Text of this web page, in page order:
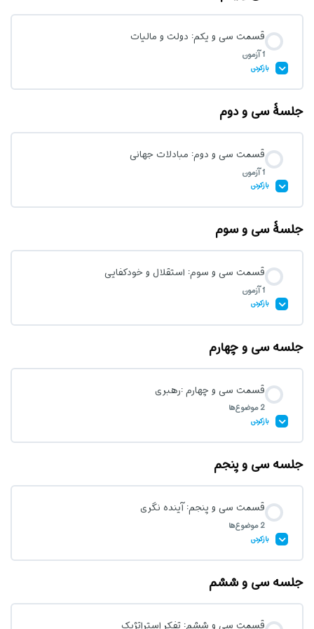
آزمون قسمت سی‌ام: عدالت
قسمت سی و یکم: دولت و مالیات
1 آزمون
بازکردن
محتوای درس
آزمون قسمت سی و یکم: دولت و مالیات
جلسۀ سی و دوم
قسمت سی و دوم: مبادلات جهانی
1 آزمون
بازکردن
محتوای درس
آزمون قسمت سی و دوم: مبادلات جهانی
جلسۀ سی و سوم
قسمت سی و سوم: استقلال و خودکفایی
1 آزمون
بازکردن
محتوای درس
آزمون قسمت سی و سوم: استقلال و خودکفایی
جلسه سی و چهارم
قسمت سی و چهارم :رهبری
2 موضوع‌ها
بازکردن
محتوای درس
0% تکمیل‌شده 0/2 مرحله
قسمت 1 کارآفرینی کودک
قسمت دوم: کارآفرینی کودک
جلسه سی و پنجم
قسمت سی و پنجم: آینده نگری
2 موضوع‌ها
بازکردن
محتوای درس
0% تکمیل‌شده 0/2 مرحله
جلسه سی و ششم